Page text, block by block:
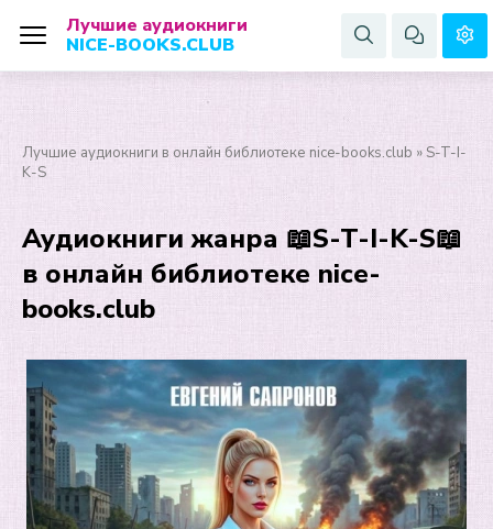
Лучшие аудиокниги
NICE-BOOKS.CLUB
Лучшие аудиокниги в онлайн библиотеке nice-books.club » S-T-I-
K-S
Аудиокниги жанра 📖S-T-I-K-S📖
в онлайн библиотеке nice-
books.club